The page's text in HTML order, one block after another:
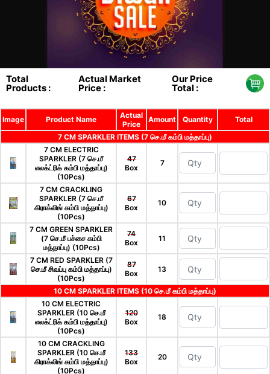
Total
Products :
Actual Market
Price :
Our Price
Total :
Image Product Name
Actual
Price
Amount Quantity
Total
7 CM SPARKLER ITEMS (7 செ.மீ கம்பி மத்தாப்பு)
7 CM ELECTRIC
SPARKLER (7 செ.மீ
எலக்ட்ரிக் கம்பி மத்தாப்பு)
(10Pcs)
47
Box
7
7 CM CRACKLING
SPARKLER (7 செ.மீ
கிராக்லிங் கம்பி மத்தாப்பு)
(10Pcs)
67
Box
10
7 CM GREEN SPARKLER
(7 செ.மீ பச்சை கம்பி
மத்தாப்பு) (10Pcs)
74
Box
11
7 CM RED SPARKLER (7
செ.மீ சிவப்பு கம்பி மத்தாப்பு)
(10Pcs)
87
Box
13
10 CM SPARKLER ITEMS (10 செ.மீ கம்பி மத்தாப்பு)
10 CM ELECTRIC
SPARKLER (10 செ.மீ
எலக்ட்ரிக் கம்பி மத்தாப்பு)
(10Pcs)
120
Box
18
10 CM CRACKLING
SPARKLER (10 செ.மீ
கிராக்லிங் கம்பி மத்தாப்பு)
(10Pcs)
133
Box
20